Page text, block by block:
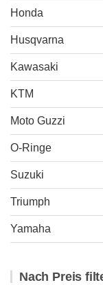
Honda
Husqvarna
Kawasaki
KTM
Moto Guzzi
O-Ringe
Suzuki
Triumph
Yamaha
Nach Preis